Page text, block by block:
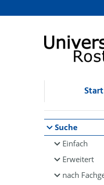
Browsen
direkt zum Inhalt
Start
Suche
Einfach
Erweitert
nach